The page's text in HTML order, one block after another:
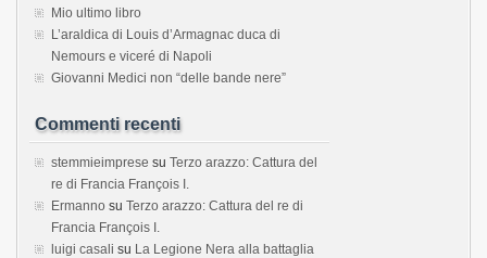
Mio ultimo libro
L’araldica di Louis d’Armagnac duca di
Nemours e viceré di Napoli
Giovanni Medici non “delle bande nere”
Commenti recenti
stemmieimprese su Terzo arazzo: Cattura del
re di Francia François I.
Ermanno su Terzo arazzo: Cattura del re di
Francia François I.
luigi casali su La Legione Nera alla battaglia